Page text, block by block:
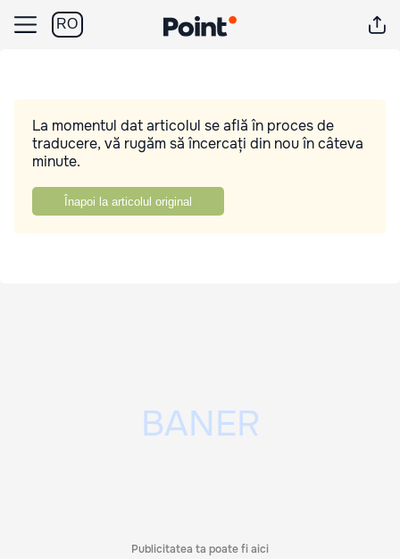
RO
La momentul dat articolul se află în proces de
traducere, vă rugăm să încercați din nou în câteva
minute.
Înapoi la articolul original
Publicitatea ta poate fi aici